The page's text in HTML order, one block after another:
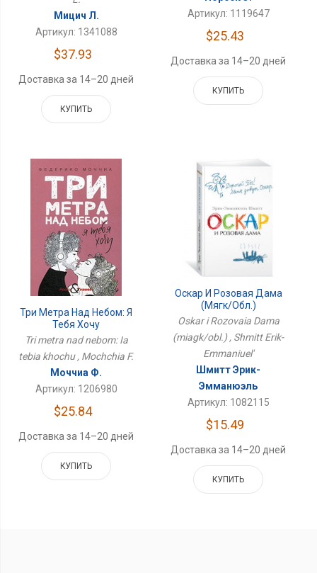
Мицич Л.
Артикул: 1341088
$37.93
Доставка за 14–20 дней
КУПИТЬ
Артикул: 1119647
$25.43
Доставка за 14–20 дней
КУПИТЬ
Три Метра Над Небом: Я
Тебя Хочу
Tri metra nad nebom: Ia
tebia khochu , Mochchia F.
Моччиа Ф.
Артикул: 1206980
$25.84
Доставка за 14–20 дней
КУПИТЬ
Оскар И Розовая Дама
(мягк/обл.)
Oskar i Rozovaia Dama
(miagk/obl.) , Shmitt Erik-
Emmaniuel'
Шмитт Эрик-
Эмманюэль
Артикул: 1082115
$15.49
Доставка за 14–20 дней
КУПИТЬ